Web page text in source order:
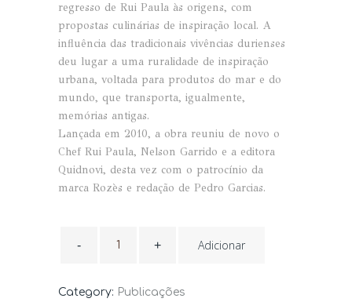
regresso de Rui Paula às origens, com
propostas culinárias de inspiração local. A
influência das tradicionais vivências durienses
deu lugar a uma ruralidade de inspiração
urbana, voltada para produtos do mar e do
mundo, que transporta, igualmente,
memórias antigas.
Lançada em 2010, a obra reuniu de novo o
Chef Rui Paula, Nelson Garrido e a editora
Quidnovi, desta vez com o patrocínio da
marca Rozès e redação de Pedro Garcias.
COZINHA
Adicionar
Category: Publicações